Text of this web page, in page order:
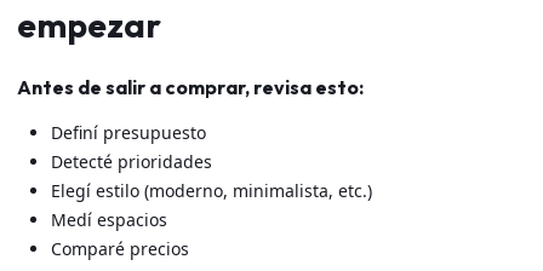
empezar
Antes de salir a comprar, revisa esto:
Definí presupuesto
Detecté prioridades
Elegí estilo (moderno, minimalista, etc.)
Medí espacios
Comparé precios